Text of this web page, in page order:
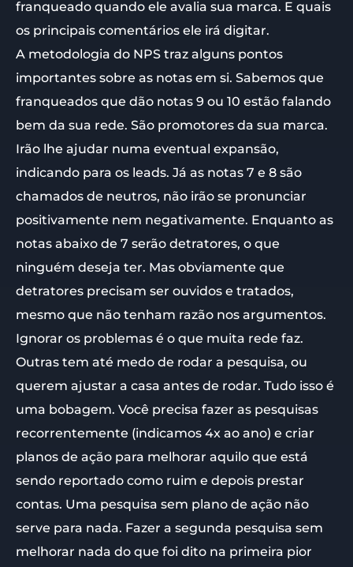
franqueado quando ele avalia sua marca. E quais
os principais comentários ele irá digitar.
A metodologia do NPS traz alguns pontos
importantes sobre as notas em si. Sabemos que
franqueados que dão notas 9 ou 10 estão falando
bem da sua rede. São promotores da sua marca.
Irão lhe ajudar numa eventual expansão,
indicando para os leads. Já as notas 7 e 8 são
chamados de neutros, não irão se pronunciar
positivamente nem negativamente. Enquanto as
notas abaixo de 7 serão detratores, o que
ninguém deseja ter. Mas obviamente que
detratores precisam ser ouvidos e tratados,
mesmo que não tenham razão nos argumentos.
Ignorar os problemas é o que muita rede faz.
Outras tem até medo de rodar a pesquisa, ou
querem ajustar a casa antes de rodar. Tudo isso é
uma bobagem. Você precisa fazer as pesquisas
recorrentemente (indicamos 4x ao ano) e criar
planos de ação para melhorar aquilo que está
sendo reportado como ruim e depois prestar
contas. Uma pesquisa sem plano de ação não
serve para nada. Fazer a segunda pesquisa sem
melhorar nada do que foi dito na primeira pior